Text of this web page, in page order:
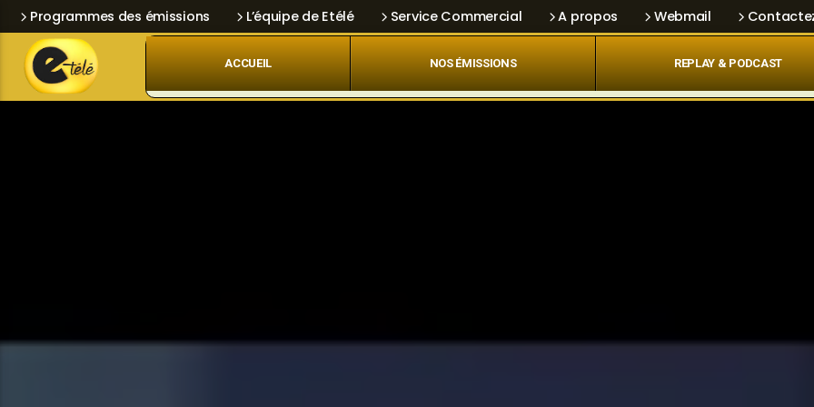
Programmes des émissions L’équipe de Etélé Service Commercial A propos Webmail
ACCUEIL NOS ÉMISSIONS REPLAY & PODCAST